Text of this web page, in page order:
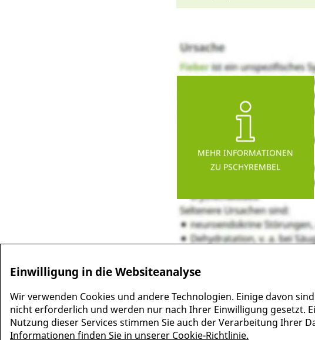
MEHR INFORMATIONEN
ZU PSCHYREMBEL
Einwilligung in die Websiteanalyse
Wir verwenden Cookies und andere Technologien. Einige davon
nicht erforderlich und werden nur nach Ihrer Einwilligung gesetzt.
Nutzung dieser Services stimmen Sie auch der Verarbeitung Ihrer
Informationen finden Sie in unserer Cookie-Richtlinie.